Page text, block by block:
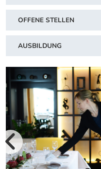
OFFENE STELLEN
AUSBILDUNG